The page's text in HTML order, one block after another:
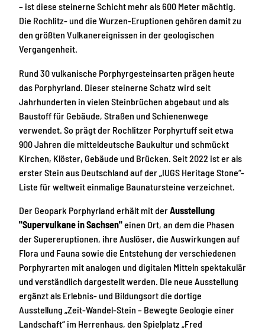
– ist diese steinerne Schicht mehr als 600 Meter mächtig.
Die Rochlitz- und die Wurzen-Eruptionen gehören damit zu
den größten Vulkanereignissen in der geologischen
Vergangenheit.
Rund 30 vulkanische Porphyrgesteinsarten prägen heute
das Porphyrland. Dieser steinerne Schatz wird seit
Jahrhunderten in vielen Steinbrüchen abgebaut und als
Baustoff für Gebäude, Straßen und Schienenwege
verwendet. So prägt der Rochlitzer Porphyrtuff seit etwa
900 Jahren die mitteldeutsche Baukultur und schmückt
Kirchen, Klöster, Gebäude und Brücken. Seit 2022 ist er als
erster Stein aus Deutschland auf der „IUGS Heritage Stone“-
Liste für weltweit einmalige Baunatursteine verzeichnet.
Der Geopark Porphyrland erhält mit der Ausstellung
"Supervulkane in Sachsen"einen Ort, an dem die Phasen
der Supereruptionen, ihre Auslöser, die Auswirkungen auf
Flora und Fauna sowie die Entstehung der verschiedenen
Porphyrarten mit analogen und digitalen Mitteln spektakulär
und verständlich dargestellt werden. Die neue Ausstellung
ergänzt als Erlebnis- und Bildungsort die dortige
Ausstellung „Zeit-Wandel-Stein – Bewegte Geologie einer
Landschaft“ im Herrenhaus, den Spielplatz „Fred